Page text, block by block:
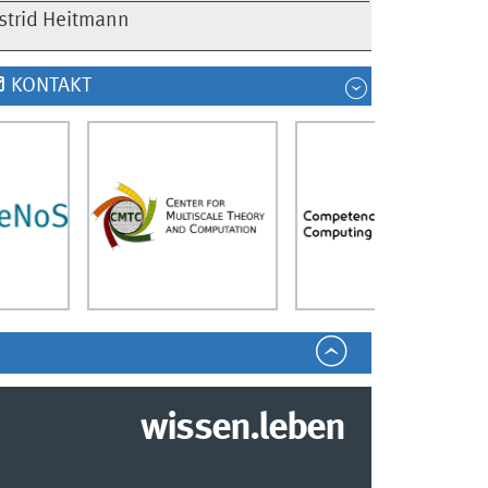
Heitmann
KONTAKT
wissen.leben